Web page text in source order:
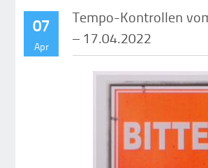
07
Apr
Tempo-Kontrollen
– 17.04.2022